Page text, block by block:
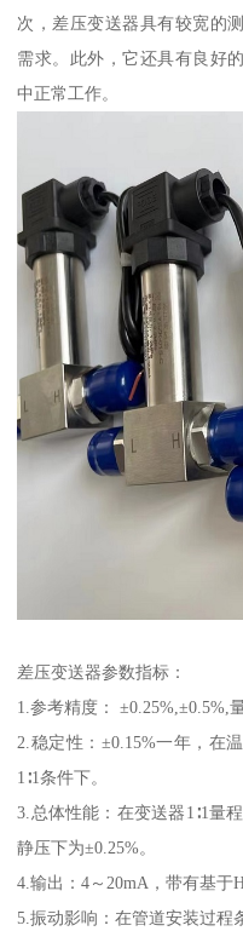
次，差压变送器具有较宽的
需求。此外，它还具有良好
中正常工作。
差压变送器参数指标：
1.参考精度： ±0.25%,±0.5%,
2.稳定性：±0.15%一年，在
1∶1条件下。
3.总体性能：在变送器1∶1量
静压下为±0.25%。
4.输出：4～20mA，带有基于
5.振动影响：在管道安装过程